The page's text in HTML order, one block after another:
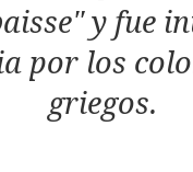
y fue
por los
griegos.